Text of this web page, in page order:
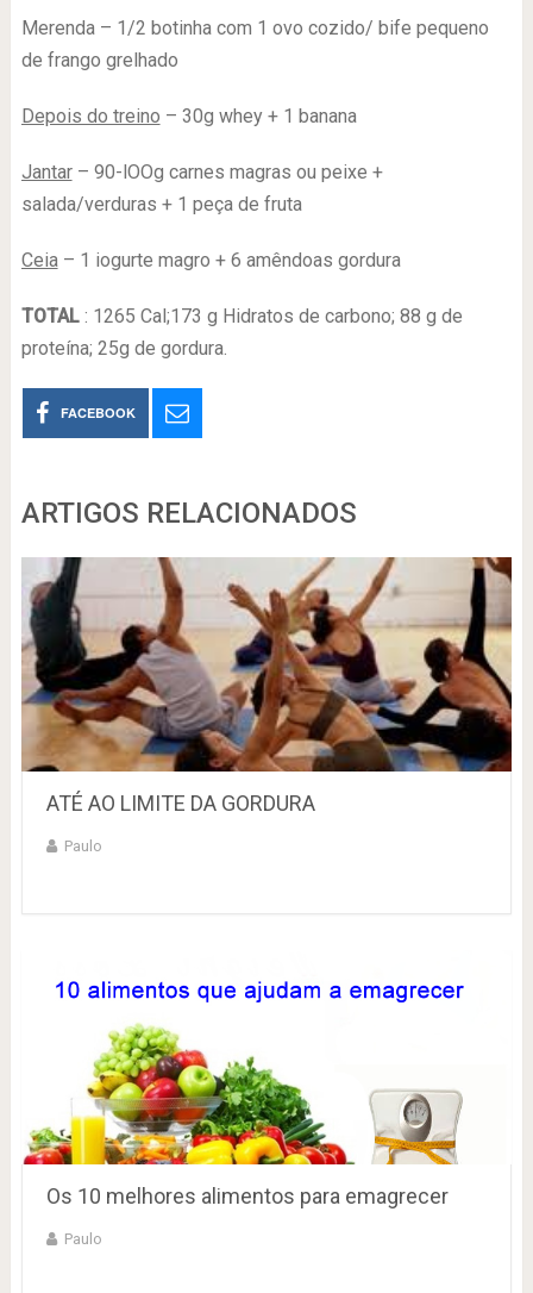
Merenda – 1/2 botinha com 1 ovo cozido/ bife pequeno
de frango grelhado
Depois do treino – 30g whey + 1 banana
Jantar– 90-lOOg carnes magras ou peixe +
salada/verduras + 1 peça de fruta
Ceia– 1 iogurte magro + 6 amêndoas gordura
TOTAL: 1265 Cal;173 g Hidratos de carbono; 88 g de
proteína; 25g de gordura.
FACEBOOK
ARTIGOS RELACIONADOS
ATÉ AO LIMITE DA GORDURA
Paulo
Os 10 melhores alimentos para emagrecer
Paulo